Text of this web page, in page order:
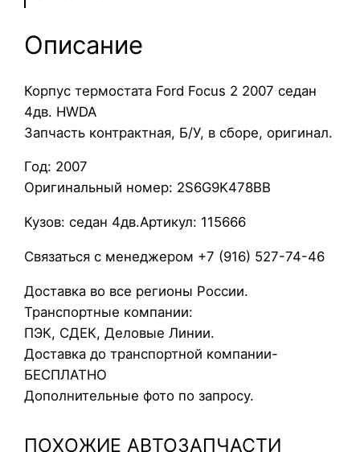
р
К
о
р
у
с
т
е
р
о
с
т
а
т
а
o
Описание
Корпус термостата Ford Focus 2 2007 седан
4дв. HWDA
Запчасть контрактная, Б/У, в сборе, оригинал.
Год: 2007
Оригинальный номер: 2S6G9K478BB
Кузов: седан 4дв.Артикул: 115666
Связаться с менеджером +7 (916) 527-74-46
Доставка во все регионы России.
Транспортные компании:
ПЭК, СДЕК, Деловые Линии.
Доставка до транспортной компании-
БЕСПЛАТНО
Дополнительные фото по запросу.
ПОХОЖИЕ АВТОЗАПЧАСТИ